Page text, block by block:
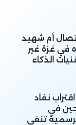
أم شهيد
في غزة غير
الذكاء
نفاد
في
تنفي